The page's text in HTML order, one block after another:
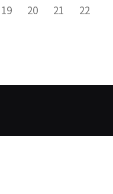
19 20 21 22